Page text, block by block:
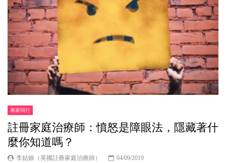
專家同行
註冊家庭治療師：憤怒是障眼法，隱藏著什
麼你知道嗎？
李姑娘（英國註冊家庭治療師） 04/09/2019